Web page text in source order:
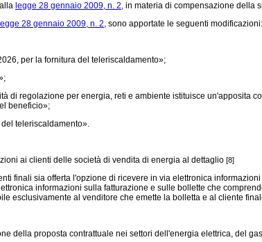
legge 28 gennaio 2009, n. 2, in materia di compensazione della
legge 28 gennaio 2009, n. 2, sono apportate le seguenti modificazioni:
per la fornitura del teleriscaldamento»;
regolazione per energia, reti e ambiente istituisce un'apposita
beneficio»;
teleriscaldamento».
ai clienti delle società di vendita di energia al dettaglio [8]
finali sia offerta l'opzione di ricevere in via elettronica
informazioni sulla fatturazione e sulle bollette che
esclusivamente al venditore che emette la bolletta e al cliente
della proposta contrattuale nei settori dell'energia elettrica, del